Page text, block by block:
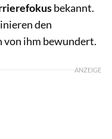
bekannt.
den
von ihm bewundert.
ANZEIGE